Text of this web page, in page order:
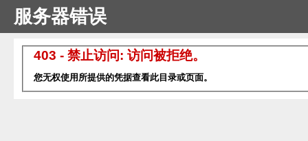
服务器错误
403 - 禁止访问: 访问被拒绝。
您无权使用所提供的凭据查看此目录或页面。